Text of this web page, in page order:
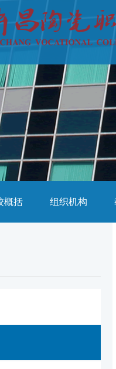
概括 组织机构